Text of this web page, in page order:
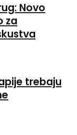
Novo
za
trebaju